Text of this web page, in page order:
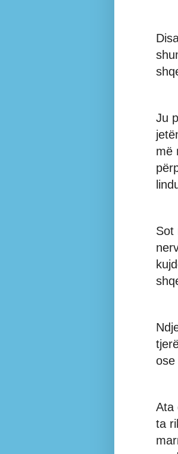
Ju
më
Sot
ose
Ata
ta